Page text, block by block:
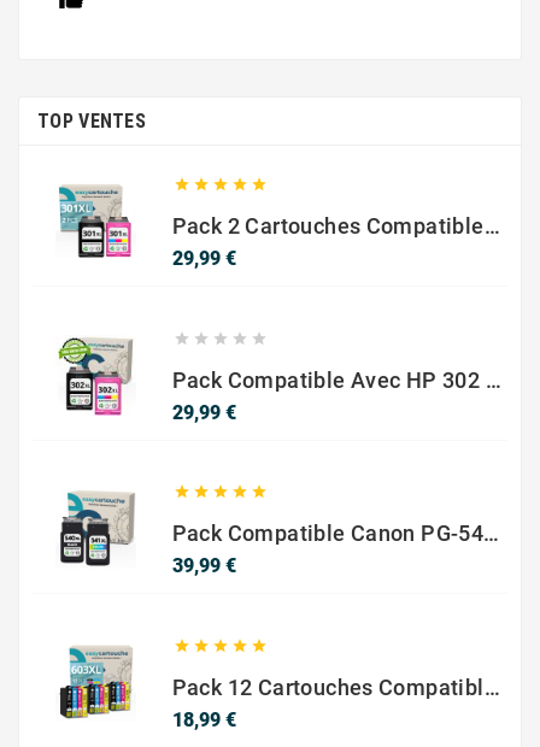
TOP VENTES
    
Pack 2 Cartouches Compatible Avec HP 301 XL Noir Et Couleur
29,99 €Prix
    
Pack Compatible Avec HP 302 XL Noir Et Couleur - SANS NIVEAU ENCRE
29,99 €Prix
    
Pack Compatible Canon PG-540 XL / CL-541 XL – Noir & Couleur – Haute Capacité
39,99 €Prix
    
Pack 12 Cartouches Compatible EPSON 603XL
18,99 €Prix